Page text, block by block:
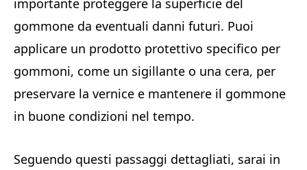
importante proteggere la superficie del
gommone da eventuali danni futuri. Puoi
applicare un prodotto protettivo specifico per
gommoni, come un sigillante o una cera, per
preservare la vernice e mantenere il gommone
in buone condizioni nel tempo.
Seguendo questi passaggi dettagliati, sarai in